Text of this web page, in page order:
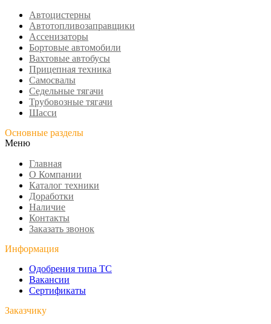
Автоцистерны
Автотопливозаправщики
Ассенизаторы
Бортовые автомобили
Вахтовые автобусы
Прицепная техника
Самосвалы
Седельные тягачи
Трубовозные тягачи
Шасси
Основные разделы
Меню
Главная
О Компании
Каталог техники
Доработки
Наличие
Контакты
Заказать звонок
Информация
Одобрения типа ТС
Вакансии
Сертификаты
Заказчику